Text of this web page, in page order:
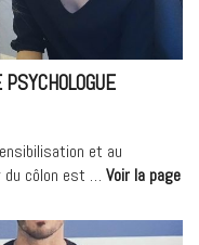
et au
du côlon est … Voir la page«
: